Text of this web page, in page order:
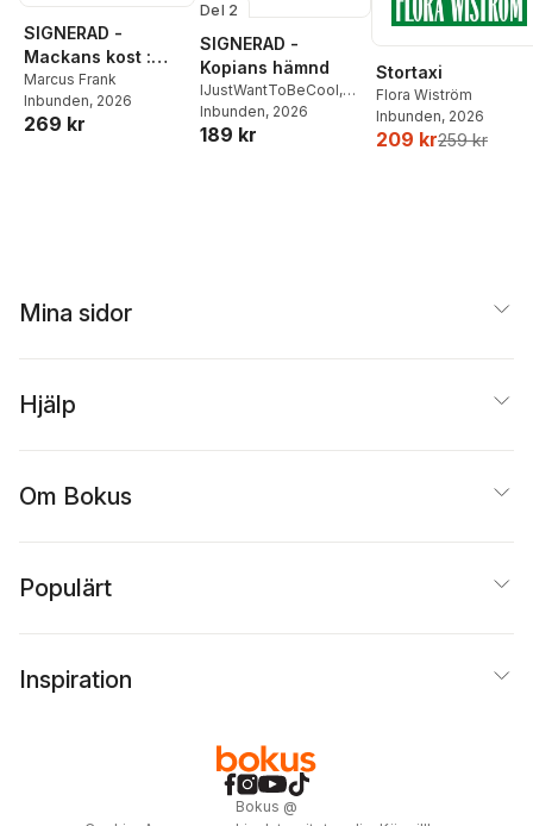
SIGNERAD -
Mackans kost :
Middagar och
matlådor
Marcus Frank
Inbunden, 2026
269 kr
Del 2
SIGNERAD -
Kopians hämnd
IJustWantToBeCool,
Joel Adolphson
Ejdemo Beer
Inbunden, 2026
189 kr
Stortaxi
Flora Wiström
Inbunden, 2026
209 kr259 kr
Mina sidor
Hjälp
Om Bokus
Populärt
Inspiration
Bokus @